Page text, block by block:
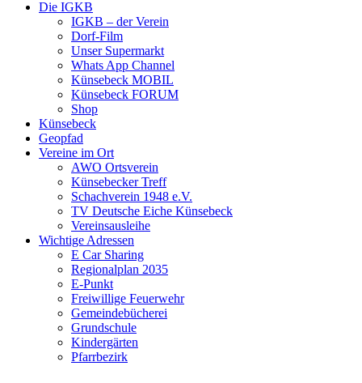
Die IGKB
IGKB – der Verein
Dorf-Film
Unser Supermarkt
Whats App Channel
Künsebeck MOBIL
Künsebeck FORUM
Shop
Künsebeck
Geopfad
Vereine im Ort
AWO Ortsverein
Künsebecker Treff
Schachverein 1948 e.V.
TV Deutsche Eiche Künsebeck
Vereinsausleihe
Wichtige Adressen
E Car Sharing
Regionalplan 2035
E-Punkt
Freiwillige Feuerwehr
Gemeindebücherei
Grundschule
Kindergärten
Pfarrbezirk